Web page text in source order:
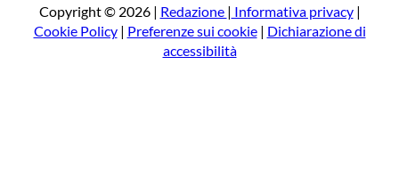
a
Copyright © 2026 | Redazione | Informativa privacy|
Cookie Policy| Preferenze sui cookie| Dichiarazione di
accessibilità